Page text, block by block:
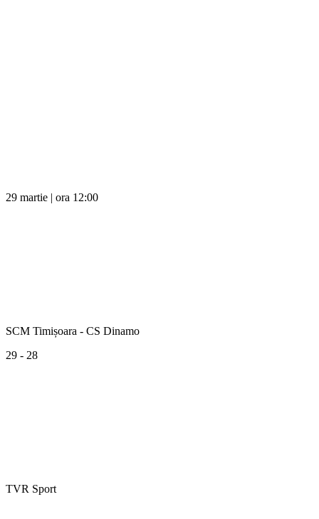
29 martie | ora 12:00
SCM Timișoara - CS Dinamo
29 - 28
TVR Sport